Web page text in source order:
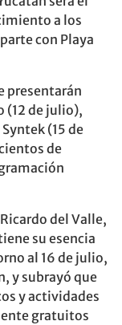
a los
con Playa
presentarán
(12 de julio),
(15 de
de
del Valle,
su esencia
al 16 de julio,
y subrayó que
y actividades
gratuitos